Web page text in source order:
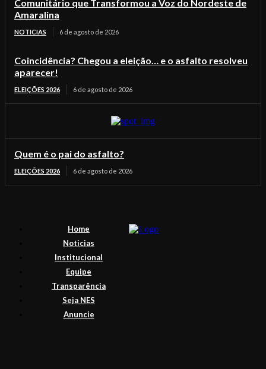
Comunitário que Transformou a Voz do Nordeste de
Amaralina
NOTICIAS 6 de agosto de 2026
Coincidência? Chegou a eleição… e o asfalto resolveu
aparecer!
ELEIÇÕES 2026 6 de agosto de 2026
Quem é o pai do asfalto?
ELEIÇÕES 2026 6 de agosto de 2026
Home
Noticias
Institucional
Equipe
Transparência
Seja NES
Anuncie